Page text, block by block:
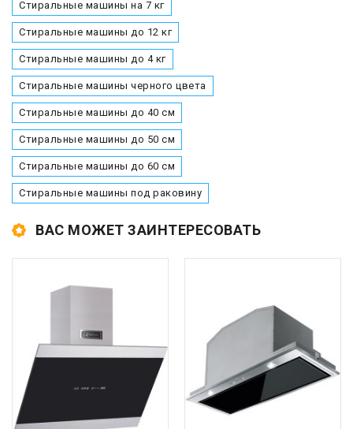
Стиральные машины на 7 кг
Стиральные машины до 12 кг
Стиральные машины до 4 кг
Стиральные машины черного цвета
Стиральные машины до 40 см
Стиральные машины до 50 см
Стиральные машины до 60 см
Стиральные машины под раковину
ВАС МОЖЕТ ЗАИНТЕРЕСОВАТЬ